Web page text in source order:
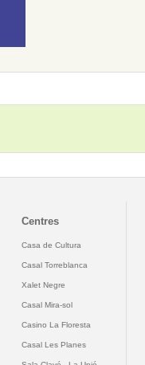
Centres
Casa de Cultura
Casal Torreblanca
Xalet Negre
Casal Mira-sol
Casino La Floresta
Casal Les Planes